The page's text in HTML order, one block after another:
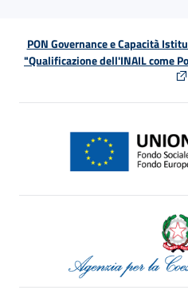
PON Governance e Capacità
"Qualificazione dell'INAIL come